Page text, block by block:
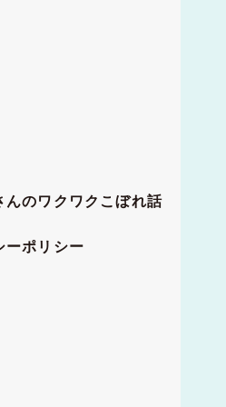
んのワクワクこぼれ話
ーポリシー